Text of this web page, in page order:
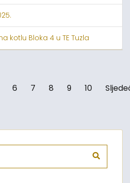
kotlu Bloka 4 u TE Tuzla
6 7 8 9 10